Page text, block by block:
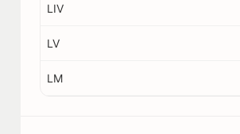
LIV
LV
LM